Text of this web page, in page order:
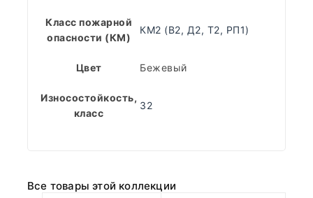
Класс пожарной
опасности (КМ)
КМ2 (В2, Д2, Т2, РП1)
Цвет Бежевый
Износостойкость,
класс
32
Все товары этой коллекции